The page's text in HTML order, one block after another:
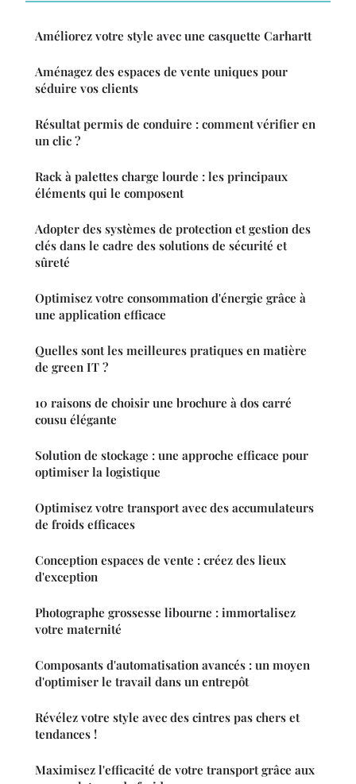
Améliorez votre style avec une casquette Carhartt
Aménagez des espaces de vente uniques pour
séduire vos clients
Résultat permis de conduire : comment vérifier en
un clic ?
Rack à palettes charge lourde : les principaux
éléments qui le composent
Adopter des systèmes de protection et gestion des
clés dans le cadre des solutions de sécurité et
sûreté
Optimisez votre consommation d'énergie grâce à
une application efficace
Quelles sont les meilleures pratiques en matière
de green IT ?
10 raisons de choisir une brochure à dos carré
cousu élégante
Solution de stockage : une approche efficace pour
optimiser la logistique
Optimisez votre transport avec des accumulateurs
de froids efficaces
Conception espaces de vente : créez des lieux
d'exception
Photographe grossesse libourne : immortalisez
votre maternité
Composants d'automatisation avancés : un moyen
d'optimiser le travail dans un entrepôt
Révélez votre style avec des cintres pas chers et
tendances !
Maximisez l'efficacité de votre transport grâce aux